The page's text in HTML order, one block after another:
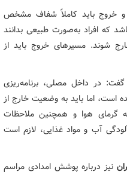
و خروج باید کاملاً شفاف مشخص
که افراد به‌صورت طبیعی بدانند
شوند. مسیرهای خروج باید از
در داخل مصلی، برنامه‌ریزی
است، اما باید به وضعیت خارج از
گرمای هوا و همچنین ملاحظات
آب و مواد غذایی، لازم است
نیز درباره پوشش امدادی مراسم